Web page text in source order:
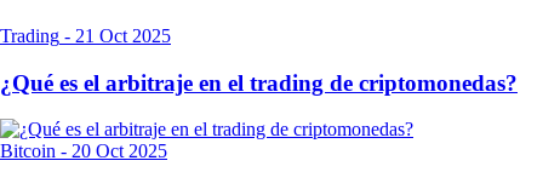
Trading - 21 Oct 2025
¿Qué es el arbitraje en el trading de criptomonedas?
Bitcoin - 20 Oct 2025